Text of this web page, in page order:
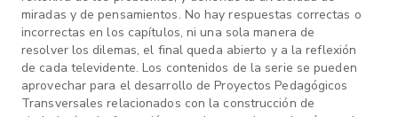
miradas y de pensamientos. No hay respuestas correctas o
incorrectas en los capítulos, ni una sola manera de
resolver los dilemas, el final queda abierto y a la reflexión
de cada televidente. Los contenidos de la serie se pueden
aprovechar para el desarrollo de Proyectos Pedagógicos
Transversales relacionados con la construcción de